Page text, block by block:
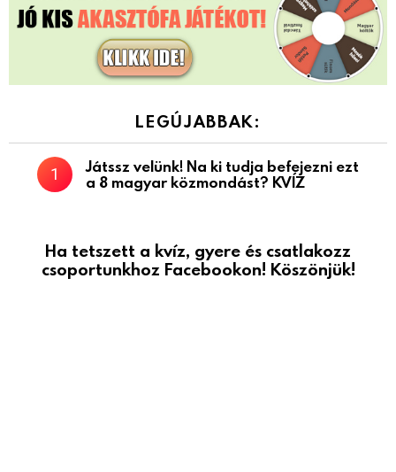
LEGÚJABBAK:
Játssz velünk! Na ki tudja befejezni ezt
a 8 magyar közmondást? KVÍZ
Ha tetszett a kvíz, gyere és csatlakozz
csoportunkhoz Facebookon! Köszönjük!